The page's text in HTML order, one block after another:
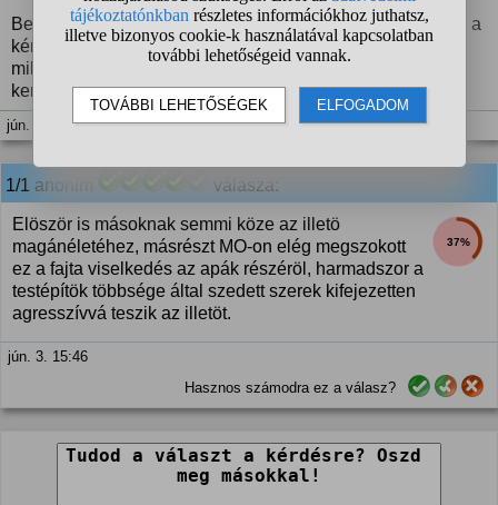
Bereczki Krisztián meg sem szólalt, Kökény Béla kikerülte a
kérdést, Nyakas Sanyi ma konkrétan védte, hogy hát vele
milyen jó ember volt mindig is, biztos nem szándékosan
került ilyen helyzetbe.
jún. 3. 11:28
1/1 anonim válasza:
37%
Elöször is másoknak semmi köze az illetö
magánéletéhez, másrészt MO-on elég megszokott
ez a fajta viselkedés az apák részéröl, harmadszor a
testépítök többsége által szedett szerek kifejezetten
agresszívvá teszik az illetöt.
jún. 3. 15:46
Hasznos számodra ez a válasz?